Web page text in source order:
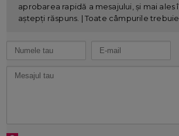
aprobarea rapidă a mesajului, și mai ales
aștepți răspuns. | Toate câmpurile